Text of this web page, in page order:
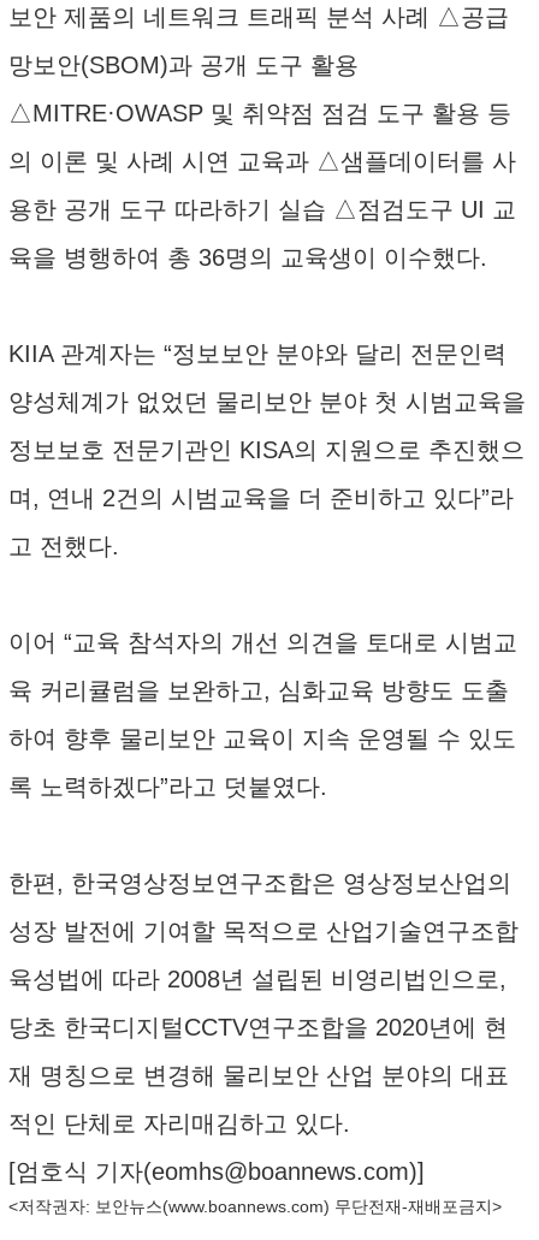
보안 제품의 네트워크 트래픽 분석 사례 △공급
망보안(SBOM)과 공개 도구 활용
△MITRE·OWASP 및 취약점 점검 도구 활용 등
의 이론 및 사례 시연 교육과 △샘플데이터를 사
용한 공개 도구 따라하기 실습 △점검도구 UI 교
육을 병행하여 총 36명의 교육생이 이수했다.
KIIA 관계자는 “정보보안 분야와 달리 전문인력
양성체계가 없었던 물리보안 분야 첫 시범교육을
정보보호 전문기관인 KISA의 지원으로 추진했으
며, 연내 2건의 시범교육을 더 준비하고 있다”라
고 전했다.
이어 “교육 참석자의 개선 의견을 토대로 시범교
육 커리큘럼을 보완하고, 심화교육 방향도 도출
하여 향후 물리보안 교육이 지속 운영될 수 있도
록 노력하겠다”라고 덧붙였다.
한편, 한국영상정보연구조합은 영상정보산업의
성장 발전에 기여할 목적으로 산업기술연구조합
육성법에 따라 2008년 설립된 비영리법인으로,
당초 한국디지털CCTV연구조합을 2020년에 현
재 명칭으로 변경해 물리보안 산업 분야의 대표
적인 단체로 자리매김하고 있다.
[엄호식 기자(eomhs@boannews.com)]
<저작권자: 보안뉴스(www.boannews.com) 무단전재-재배포금지>